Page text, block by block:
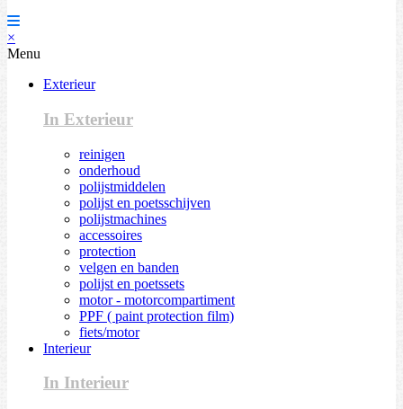
×
Menu
Exterieur
In Exterieur
reinigen
onderhoud
polijstmiddelen
polijst en poetsschijven
polijstmachines
accessoires
protection
velgen en banden
polijst en poetssets
motor - motorcompartiment
PPF ( paint protection film)
fiets/motor
Interieur
In Interieur